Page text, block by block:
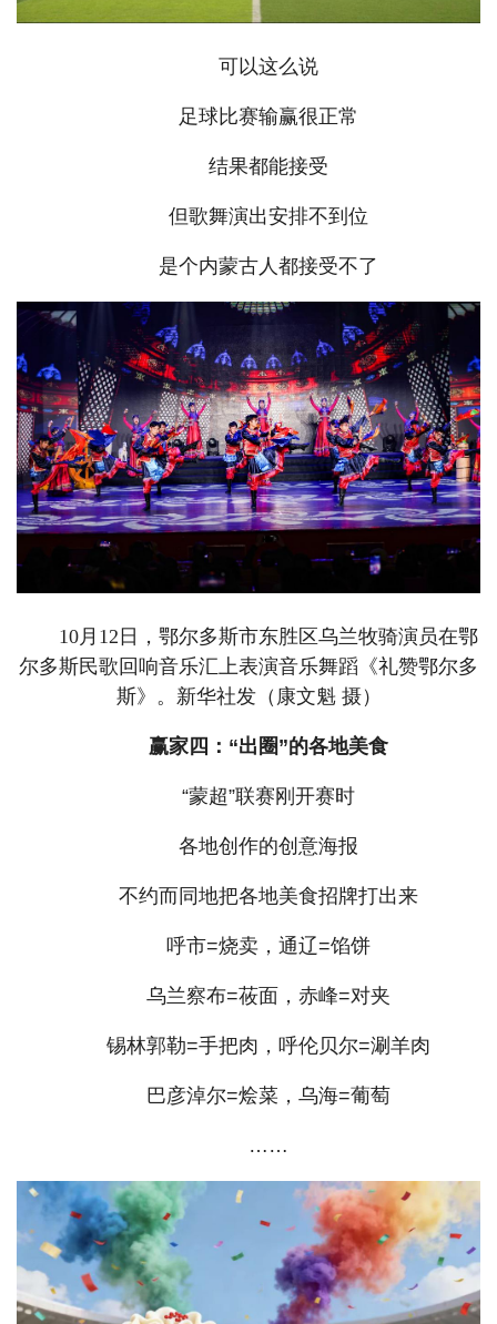
可以这么说
足球比赛输赢很正常
结果都能接受
但歌舞演出安排不到位
是个内蒙古人都接受不了
10月12日，鄂尔多斯市东胜区乌兰牧骑演员在鄂
尔多斯民歌回响音乐汇上表演音乐舞蹈《礼赞鄂尔多
斯》。新华社发（康文魁 摄）
赢家四：“出圈”的各地美食
“蒙超”联赛刚开赛时
各地创作的创意海报
不约而同地把各地美食招牌打出来
呼市=烧卖，通辽=馅饼
乌兰察布=莜面，赤峰=对夹
锡林郭勒=手把肉，呼伦贝尔=涮羊肉
巴彦淖尔=烩菜，乌海=葡萄
……